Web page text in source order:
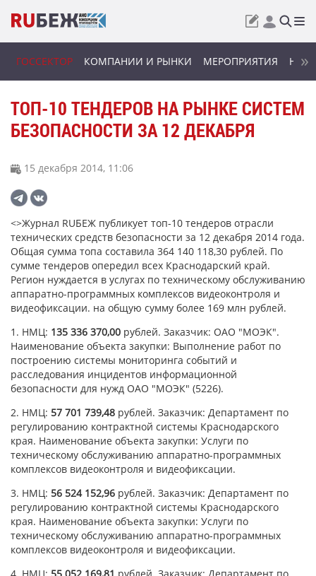
ГОССЕКТОР КОМПАНИИ И РЫНКИ МЕРОПРИЯТИЯ
ТОП-10 ТЕНДЕРОВ НА РЫНКЕ СИСТЕМ
БЕЗОПАСНОСТИ ЗА 12 ДЕКАБРЯ
15 декабря 2014, 11:06
<>Журнал RUБЕЖ публикует топ-10 тендеров отрасли
технических средств безопасности за 12 декабря 2014 года.
Общая сумма топа составила 364 140 118,30 рублей. По
сумме тендеров опередил всех Краснодарский край.
Регион нуждается в услугах по техническому обслуживанию
аппаратно-программных комплексов видеоконтроля и
видеофиксации. на общую сумму более 169 млн рублей.
1. НМЦ: 135 336 370,00 рублей. Заказчик: ОАО "МОЭК".
Наименование объекта закупки: Выполнение работ по
построению системы мониторинга событий и
расследования инцидентов информационной
безопасности для нужд ОАО "МОЭК" (5226).
2. НМЦ: 57 701 739,48 рублей. Заказчик: Департамент по
регулированию контрактной системы Краснодарского
края. Наименование объекта закупки: Услуги по
техническому обслуживанию аппаратно-программных
комплексов видеоконтроля и видеофиксации.
3. НМЦ: 56 524 152,96 рублей. Заказчик: Департамент по
регулированию контрактной системы Краснодарского
края. Наименование объекта закупки: Услуги по
техническому обслуживанию аппаратно-программных
комплексов видеоконтроля и видеофиксации.